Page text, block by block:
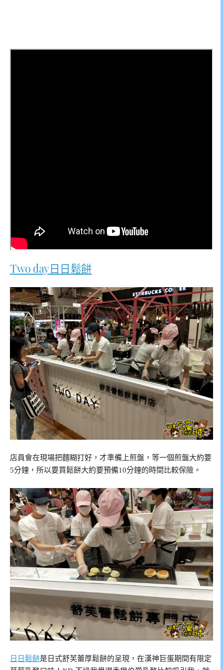
Two day日日鬆餅
店員會在現場把麵糊打好，才準備上煎盤，等一個煎盤大約要
5分鐘，所以要買鬆餅大約要預備10分鐘的時間比較保險。
日日鬆餅是日式舒芙蕾厚鬆餅的呈現，在漢神巨蛋期間有限定